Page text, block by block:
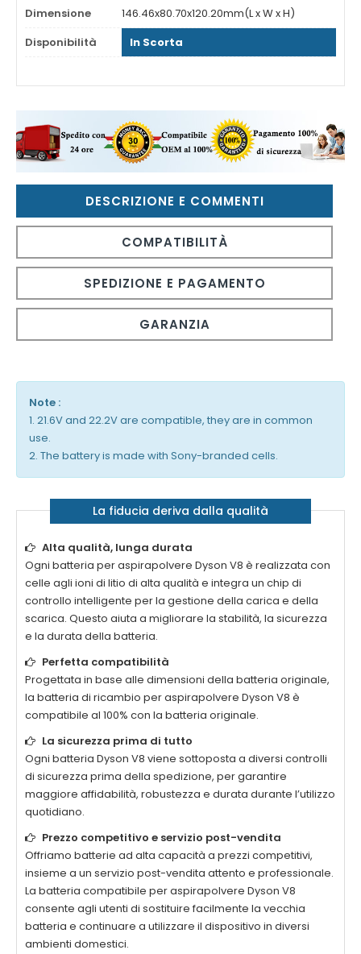
Dimensione
146.46x80.70x120.20mm(L x W x H)
Disponibilità
In Scorta
DESCRIZIONE E COMMENTI
COMPATIBILITÀ
SPEDIZIONE E PAGAMENTO
GARANZIA
Note :
1. 21.6V and 22.2V are compatible, they are in common
use.
2. The battery is made with Sony-branded cells.
La fiducia deriva dalla qualità
Alta qualità, lunga durata
Ogni batteria per aspirapolvere Dyson V8 è realizzata con
celle agli ioni di litio di alta qualità e integra un chip di
controllo intelligente per la gestione della carica e della
scarica. Questo aiuta a migliorare la stabilità, la sicurezza
e la durata della batteria.
Perfetta compatibilità
Progettata in base alle dimensioni della batteria originale,
la batteria di ricambio per aspirapolvere Dyson V8 è
compatibile al 100% con la batteria originale.
La sicurezza prima di tutto
Ogni batteria Dyson V8 viene sottoposta a diversi controlli
di sicurezza prima della spedizione, per garantire
maggiore affidabilità, robustezza e durata durante l’utilizzo
quotidiano.
Prezzo competitivo e servizio post-vendita
Offriamo batterie ad alta capacità a prezzi competitivi,
insieme a un servizio post-vendita attento e professionale.
La batteria compatibile per aspirapolvere Dyson V8
consente agli utenti di sostituire facilmente la vecchia
batteria e continuare a utilizzare il dispositivo in diversi
ambienti domestici.